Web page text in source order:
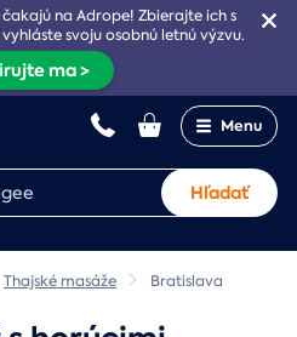
na Adrope! Zbierajte ich s
svoju osobnú letnú výzvu.
ma >
Menu
Hľadať
Thajské masáže Bratislava